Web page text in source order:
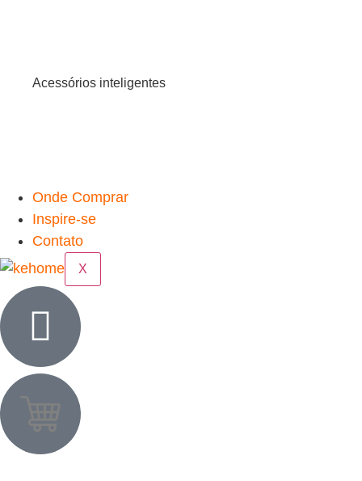
Acessórios inteligentes
Onde Comprar
Inspire-se
Contato
X